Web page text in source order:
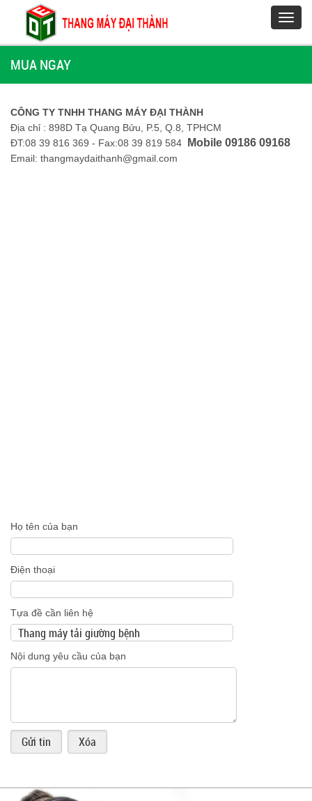
MUA NGAY
CÔNG TY TNHH THANG MÁY ĐẠI THÀNH
Địa chỉ : 898D Tạ Quang Bửu, P.5, Q.8, TPHCM
ĐT:08 39 816 369 - Fax:08 39 819 584
Mobile 09186 09168
Email: thangmaydaithanh@gmail.com
Họ tên của bạn
Điện thoại
Tựa đề cần liên hệ
Nội dung yêu cầu của bạn